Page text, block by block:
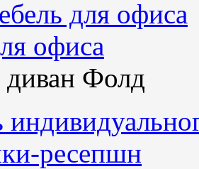
для офиса
офиса
Фолд
ресепшн